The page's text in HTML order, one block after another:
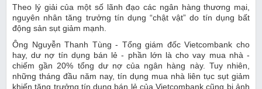
Theo lý giải của một số lãnh đạo các ngân hàng thương mại,
nguyên nhân tăng trưởng tín dụng “chật vật” do tín dụng bất
động sản sụt giảm mạnh.
Ông Nguyễn Thanh Tùng - Tổng giám đốc Vietcombank cho
hay, dư nợ tín dụng bán lẻ - phần lớn là cho vay mua nhà -
chiếm gần 20% tổng dư nợ của ngân hàng này. Tuy nhiên,
những tháng đầu năm nay, tín dụng mua nhà liên tục sụt giảm
khiến tăng trưởng tín dụng bán lẻ của Vietcombank cũng bị ảnh